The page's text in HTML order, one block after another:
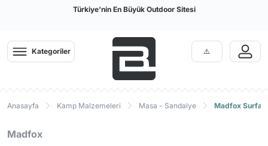
Türkiye'nin En Büyük Outdoor Sitesi
Kategoriler
Anasayfa Kamp Malzemeleri Masa - Sandalye Madfox
Madfox